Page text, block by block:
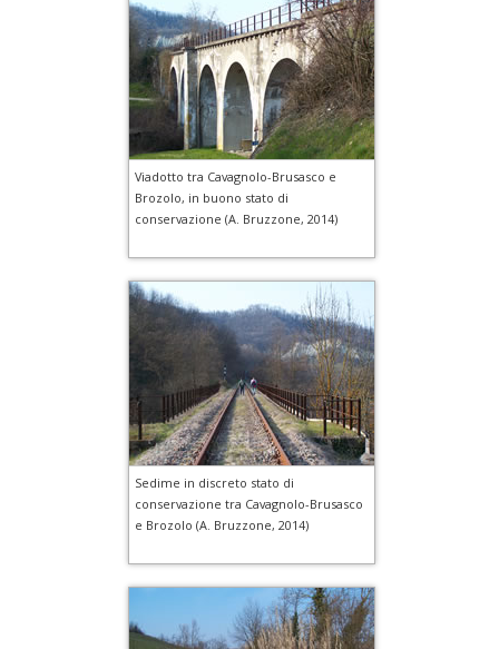
Viadotto tra Cavagnolo-Brusasco e
Brozolo, in buono stato di
conservazione (A. Bruzzone, 2014)
Sedime in discreto stato di
conservazione tra Cavagnolo-Brusasco
e Brozolo (A. Bruzzone, 2014)